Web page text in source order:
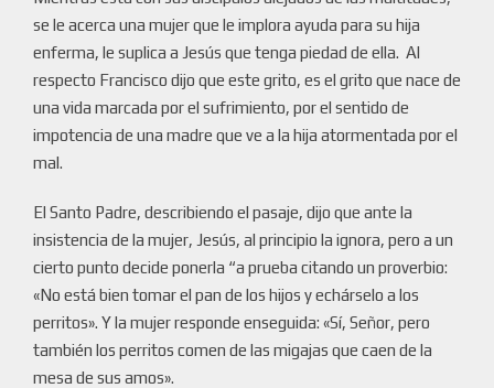
se le acerca una mujer que le implora ayuda para su hija
enferma, le suplica a Jesús que tenga piedad de ella. Al
respecto Francisco dijo que este grito, es el grito que nace de
una vida marcada por el sufrimiento, por el sentido de
impotencia de una madre que ve a la hija atormentada por el
mal.
El Santo Padre, describiendo el pasaje, dijo que ante la
insistencia de la mujer, Jesús, al principio la ignora, pero a un
cierto punto decide ponerla “a prueba citando un proverbio:
«No está bien tomar el pan de los hijos y echárselo a los
perritos». Y la mujer responde enseguida: «Sí, Señor, pero
también los perritos comen de las migajas que caen de la
mesa de sus amos».